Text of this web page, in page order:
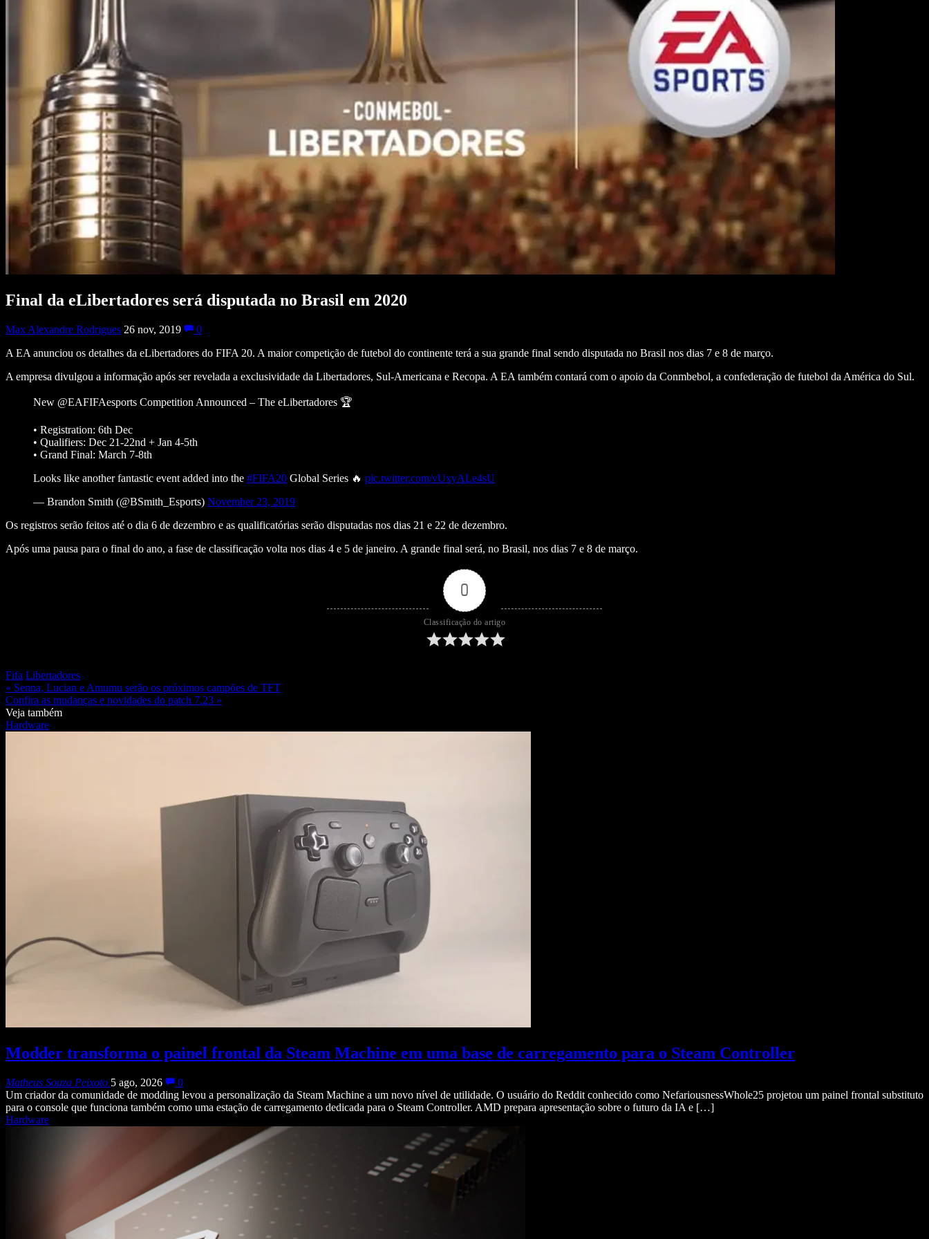
Final da eLibertadores será disputada no Brasil em 2020
Max Alexandre Rodrigues 26 nov, 2019
0
A EA anunciou os detalhes da eLibertadores do FIFA 20. A maior competição de futebol do continente terá a sua grande final sendo disputada no Brasil nos dias 7 e 8 de março.
A empresa divulgou a informação após ser revelada a exclusividade da Libertadores, Sul-Americana e Recopa. A EA também contará com o apoio da Conmbebol, a confederação de futebol da América do Sul.
New @EAFIFAesports Competition Announced – The eLibertadores 🏆
• Registration: 6th Dec
• Qualifiers: Dec 21-22nd + Jan 4-5th
• Grand Final: March 7-8th
Looks like another fantastic event added into the #FIFA20 Global Series 🔥 pic.twitter.com/vUxyALe4sU
— Brandon Smith (@BSmith_Esports) November 23, 2019
Os registros serão feitos até o dia 6 de dezembro e as qualificatórias serão disputadas nos dias 21 e 22 de dezembro.
Após uma pausa para o final do ano, a fase de classificação volta nos dias 4 e 5 de janeiro. A grande final será, no Brasil, nos dias 7 e 8 de março.
0
Classificação do artigo
Fifa Libertadores
« Senna, Lucian e Amumu serão os próximos campões de TFT
Confira as mudanças e novidades do patch 7.23 »
Veja também
Hardware
Modder transforma o painel frontal da Steam Machine em uma base de carregamento para o Steam Controller
Matheus Souza Peixoto 5 ago, 2026
0
Um criador da comunidade de modding levou a personalização da Steam Machine a um novo nível de utilidade. O usuário do Reddit conhecido como NefariousnessWhole25 projetou um painel frontal substituto
para o console que funciona também como uma estação de carregamento dedicada para o Steam Controller. AMD prepara apresentação sobre o futuro da IA e […]
Hardware